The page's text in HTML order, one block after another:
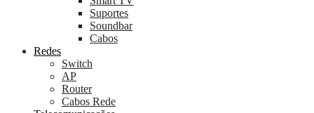
Suportes
Soundbar
Cabos
Redes
Switch
AP
Router
Cabos Rede